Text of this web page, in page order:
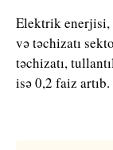
Elektrik enerjisi,
və təchizatı
təchizatı,
isə 0,2 faiz artıb.